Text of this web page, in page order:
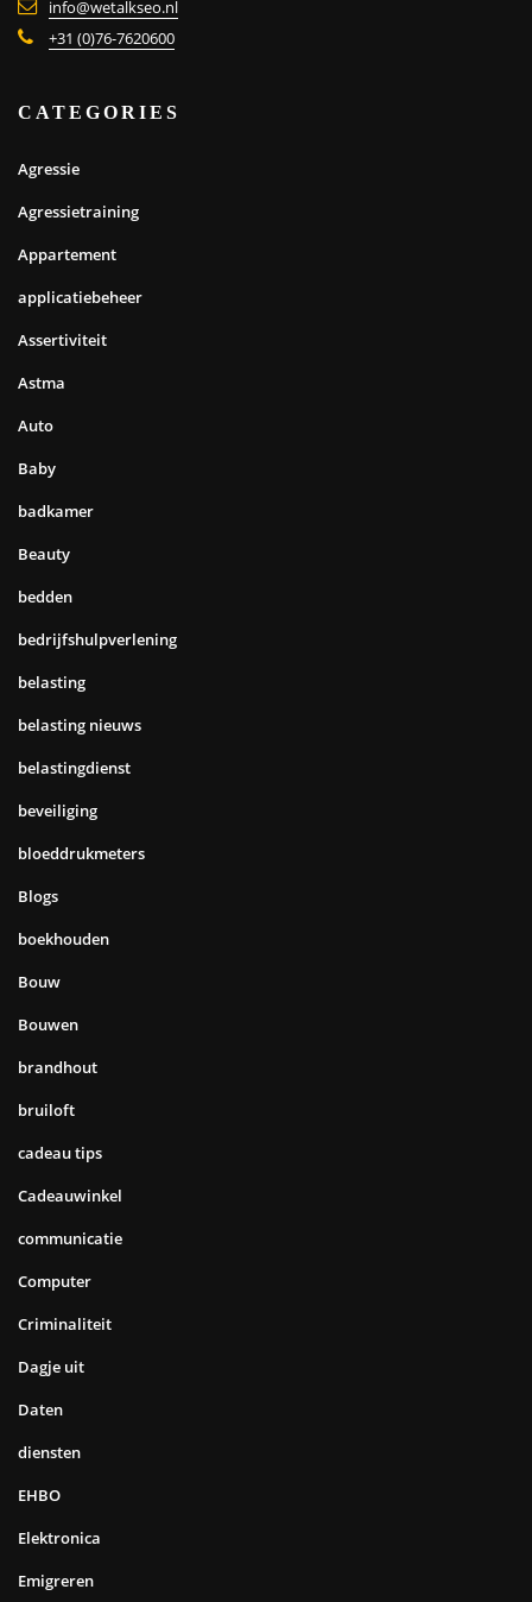
info@wetalkseo.nl
+31 (0)76-7620600
CATEGORIES
Agressie
Agressietraining
Appartement
applicatiebeheer
Assertiviteit
Astma
Auto
Baby
badkamer
Beauty
bedden
bedrijfshulpverlening
belasting
belasting nieuws
belastingdienst
beveiliging
bloeddrukmeters
Blogs
boekhouden
Bouw
Bouwen
brandhout
bruiloft
cadeau tips
Cadeauwinkel
communicatie
Computer
Criminaliteit
Dagje uit
Daten
diensten
EHBO
Elektronica
Emigreren